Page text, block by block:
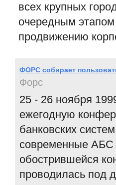
всех крупных
очередным
продвижению
ФОРС собирает
Форс
25 - 26 ноября
ежегодную
банковских
современные АБС
обострившейся
проводилась под